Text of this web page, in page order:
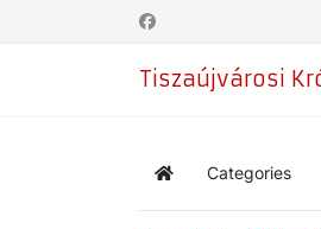
Tiszaújvárosi
Home Categories